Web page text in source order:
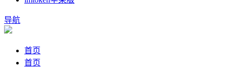
导航
首页
首页